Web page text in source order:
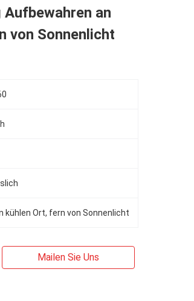
Aufbewahren an
von Sonnenlicht
kühlen Ort, fern von Sonnenlicht
Mailen Sie Uns